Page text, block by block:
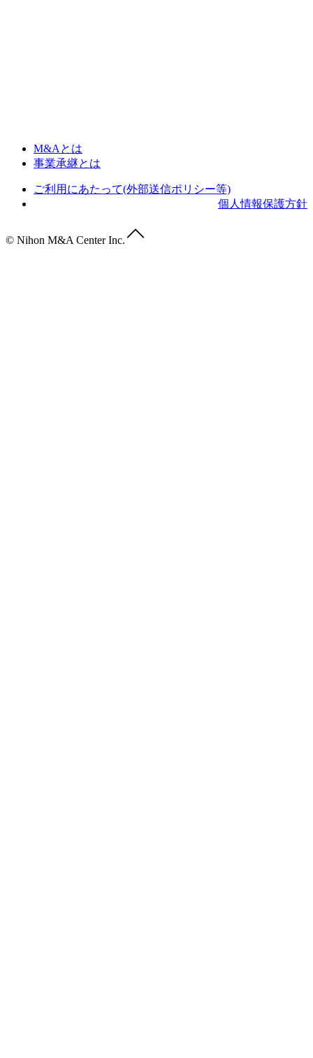
M&Aとは
事業承継とは
ご利用にあたって(外部送信ポリシー等)
個人情報保護方針
© Nihon M&A Center Inc.